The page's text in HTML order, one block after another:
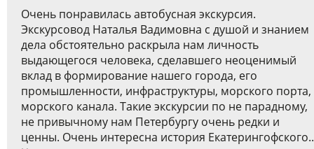
Очень понравилась автобусная экскурсия.
Экскурсовод Наталья Вадимовна с душой и знанием
дела обстоятельно раскрыла нам личность
выдающегося человека, сделавшего неоценимый
вклад в формирование нашего города, его
промышленности, инфраструктуры, морского порта,
морского канала. Такие экскурсии по не парадному,
не привычному нам Петербургу очень редки и
ценны. Очень интересна история